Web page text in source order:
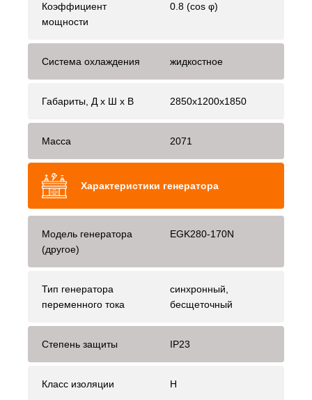
Коэффициент
мощности
0.8 (cos φ)
Система охлаждения жидкостное
Габариты, Д x Ш x В 2850x1200x1850
Масса 2071
Характеристики генератора
Модель генератора
(другое)
EGK280-170N
Тип генератора
переменного тока
синхронный,
бесщеточный
Степень защиты IP23
Класс изоляции H